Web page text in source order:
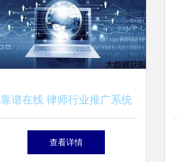
靠谱在线 律师行业推广系统
应用软件服务的专业选择
查看详情